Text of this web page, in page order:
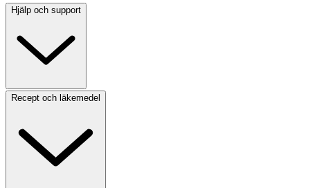
Hjälp och support
Recept och läkemedel